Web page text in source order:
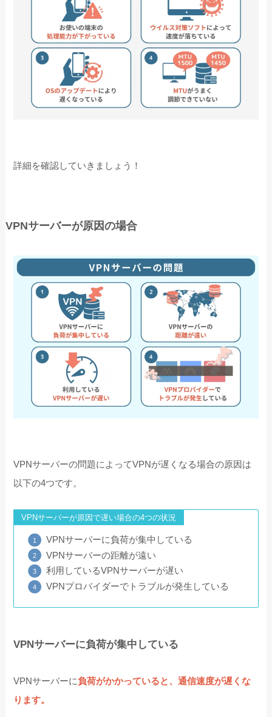
詳細を確認していきましょう！
VPNサーバーが原因の場合
VPNサーバーの問題によってVPNが遅くなる場合の原因は
以下の4つです。
VPNサーバーが原因で遅い場合の4つの状況
VPNサーバーに負荷が集中している
VPNサーバーの距離が遠い
利用しているVPNサーバーが遅い
VPNプロバイダーでトラブルが発生している
VPNサーバーに負荷が集中している
VPNサーバーに負荷がかかっていると、通信速度が遅くな
ります。